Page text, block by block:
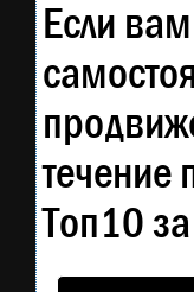
Если
течение
Топ10